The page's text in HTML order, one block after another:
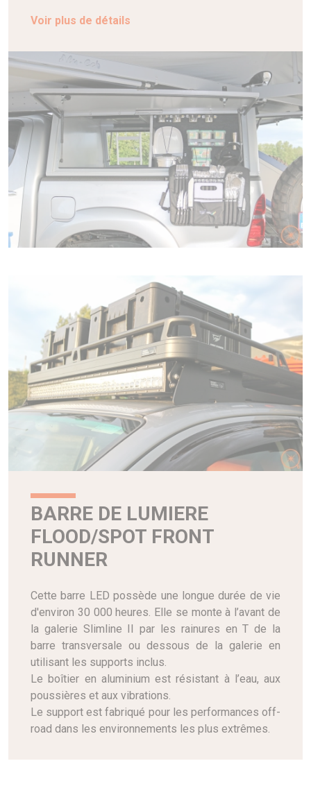
Voir plus de détails
BARRE DE LUMIERE
FLOOD/SPOT FRONT
RUNNER
Cette barre LED possède une longue durée de vie
d'environ 30 000 heures. Elle se monte à l’avant de
la galerie Slimline II par les rainures en T de la
barre transversale ou dessous de la galerie en
utilisant les supports inclus.
Le boîtier en aluminium est résistant à l’eau, aux
poussières et aux vibrations.
Le support est fabriqué pour les performances off-
road dans les environnements les plus extrêmes.